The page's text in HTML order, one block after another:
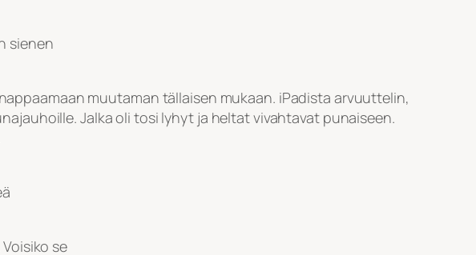
sienen
muutaman tällaisen mukaan. iPadista arvuuttelin,
Jalka oli tosi lyhyt ja heltat vivahtavat punaiseen.
se